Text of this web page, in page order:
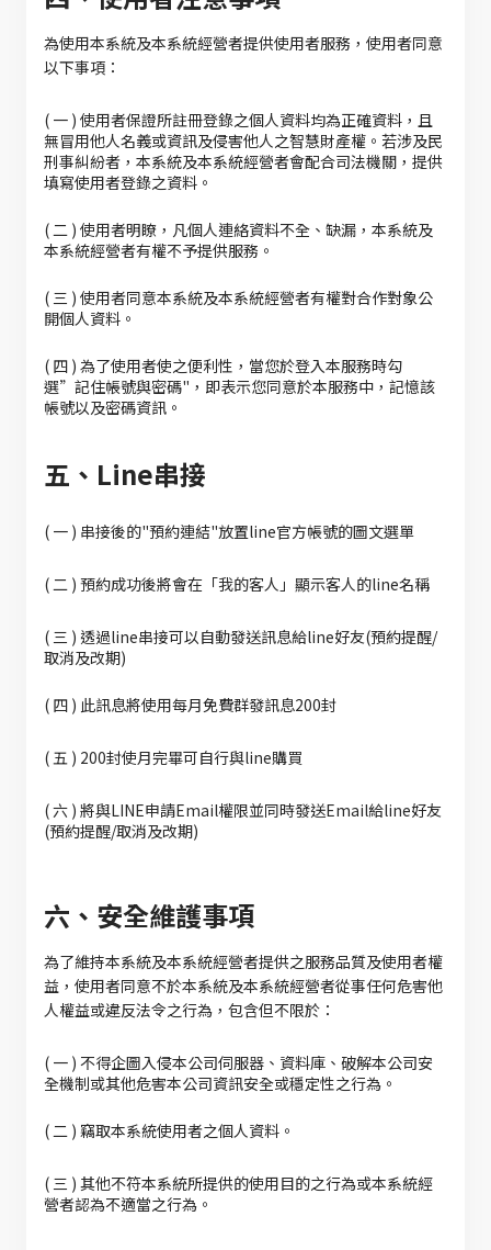
為使用本系統及本系統經營者提供使用者服務，使用者同意
以下事項：
( 一 ) 使用者保證所註冊登錄之個人資料均為正確資料，且
無冒用他人名義或資訊及侵害他人之智慧財產權。若涉及民
刑事糾紛者，本系統及本系統經營者會配合司法機關，提供
填寫使用者登錄之資料。
( 二 ) 使用者明瞭，凡個人連絡資料不全、缺漏，本系統及
本系統經營者有權不予提供服務。
( 三 ) 使用者同意本系統及本系統經營者有權對合作對象公
開個人資料。
( 四 ) 為了使用者使之便利性，當您於登入本服務時勾
選”記住帳號與密碼"，即表示您同意於本服務中，記憶該
帳號以及密碼資訊。
五、Line串接
( 一 ) 串接後的"預約連結"放置line官方帳號的圖文選單
( 二 ) 預約成功後將會在「我的客人」顯示客人的line名稱
( 三 ) 透過line串接可以自動發送訊息給line好友(預約提醒/
取消及改期)
( 四 ) 此訊息將使用每月免費群發訊息200封
( 五 ) 200封使月完畢可自行與line購買
( 六 ) 將與LINE申請Email權限並同時發送Email給line好友
(預約提醒/取消及改期)
六、安全維護事項
為了維持本系統及本系統經營者提供之服務品質及使用者權
益，使用者同意不於本系統及本系統經營者從事任何危害他
人權益或違反法令之行為，包含但不限於：
( 一 ) 不得企圖入侵本公司伺服器、資料庫、破解本公司安
全機制或其他危害本公司資訊安全或穩定性之行為。
( 二 ) 竊取本系統使用者之個人資料。
( 三 ) 其他不符本系統所提供的使用目的之行為或本系統經
營者認為不適當之行為。